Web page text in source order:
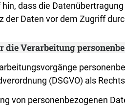
dass die
der Daten vor dem Zugriff
die Verarbeitung
(DSGVO) als
von personenbezogenen